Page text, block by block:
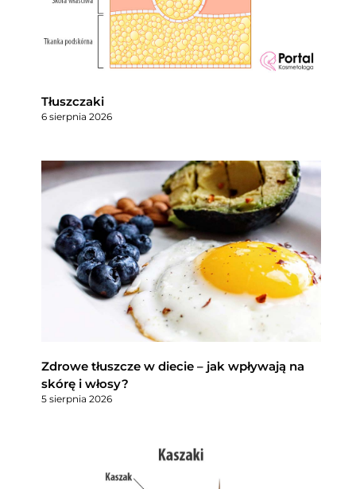
Tłuszczaki
6 sierpnia 2026
Zdrowe tłuszcze w diecie – jak wpływają na
skórę i włosy?
5 sierpnia 2026